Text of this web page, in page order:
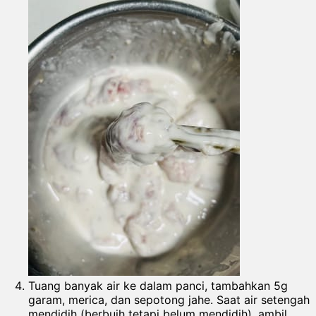
Tuang banyak air ke dalam panci, tambahkan 5g
garam, merica, dan sepotong jahe. Saat air setengah